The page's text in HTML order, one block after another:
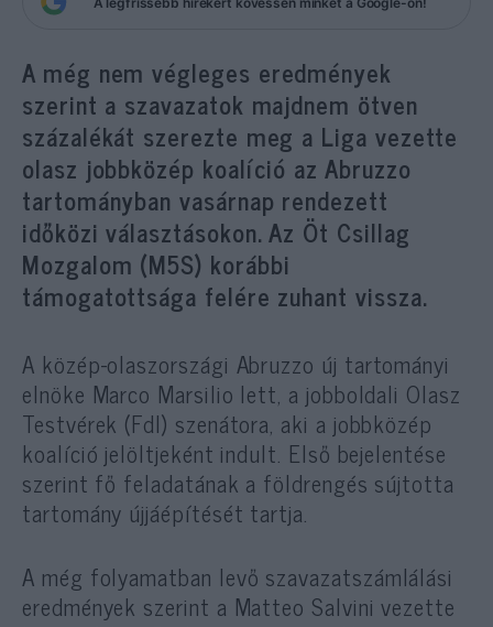
A még nem végleges eredmények
szerint a szavazatok majdnem ötven
százalékát szerezte meg a Liga vezette
olasz jobbközép koalíció az Abruzzo
tartományban vasárnap rendezett
időközi választásokon. Az Öt Csillag
Mozgalom (M5S) korábbi
támogatottsága felére zuhant vissza.
A közép-olaszországi Abruzzo új tartományi
elnöke Marco Marsilio lett, a jobboldali Olasz
Testvérek (FdI) szenátora, aki a jobbközép
koalíció jelöltjeként indult. Első bejelentése
szerint fő feladatának a földrengés sújtotta
tartomány újjáépítését tartja.
A még folyamatban levő szavazatszámlálási
eredmények szerint a Matteo Salvini vezette